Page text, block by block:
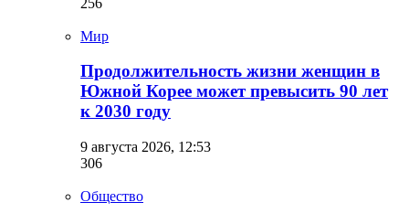
Мир
Продолжительность жизни женщин в
Южной Корее может превысить 90 лет
к 2030 году
9 августа 2026, 12:53
306
Общество